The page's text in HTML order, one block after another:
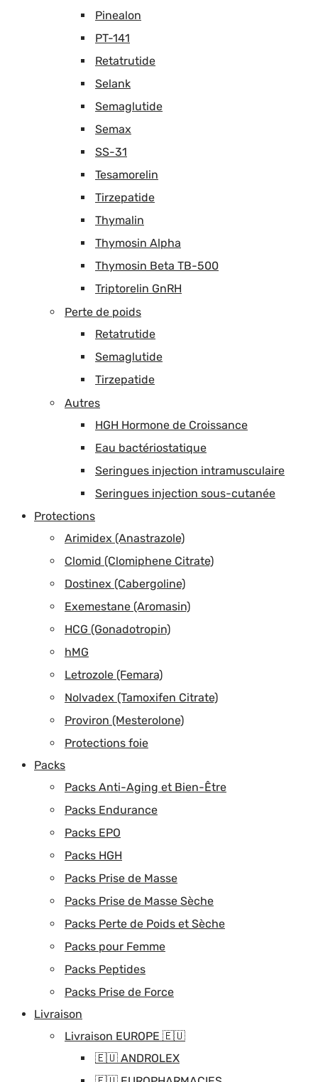
Pinealon
PT-141
Retatrutide
Selank
Semaglutide
Semax
SS-31
Tesamorelin
Tirzepatide
Thymalin
Thymosin Alpha
Thymosin Beta TB-500
Triptorelin GnRH
Perte de poids
Retatrutide
Semaglutide
Tirzepatide
Autres
HGH Hormone de Croissance
Eau bactériostatique
Seringues injection intramusculaire
Seringues injection sous-cutanée
Protections
Arimidex (Anastrazole)
Clomid (Clomiphene Citrate)
Dostinex (Cabergoline)
Exemestane (Aromasin)
HCG (Gonadotropin)
hMG
Letrozole (Femara)
Nolvadex (Tamoxifen Citrate)
Proviron (Mesterolone)
Protections foie
Packs
Packs Anti-Aging et Bien-Être
Packs Endurance
Packs EPO
Packs HGH
Packs Prise de Masse
Packs Prise de Masse Sèche
Packs Perte de Poids et Sèche
Packs pour Femme
Packs Peptides
Packs Prise de Force
Livraison
Livraison EUROPE 🇪🇺
🇪🇺 ANDROLEX